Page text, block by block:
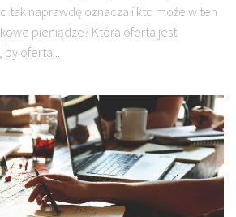
tak naprawdę oznacza i kto może w ten
pieniądze? Która oferta jest
oferta...